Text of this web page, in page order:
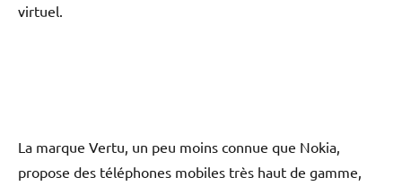
virtuel.
La marque Vertu, un peu moins connue que Nokia,
propose des téléphones mobiles très haut de gamme,